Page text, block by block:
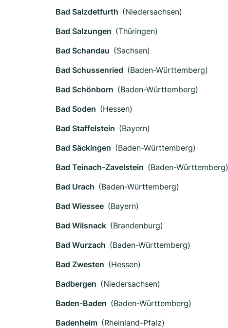
Bad Salzdetfurth (Niedersachsen)
Bad Salzungen (Thüringen)
Bad Schandau (Sachsen)
Bad Schussenried (Baden-Württemberg)
Bad Schönborn (Baden-Württemberg)
Bad Soden (Hessen)
Bad Staffelstein (Bayern)
Bad Säckingen (Baden-Württemberg)
Bad Teinach-Zavelstein (Baden-Württemberg)
Bad Urach (Baden-Württemberg)
Bad Wiessee (Bayern)
Bad Wilsnack (Brandenburg)
Bad Wurzach (Baden-Württemberg)
Bad Zwesten (Hessen)
Badbergen (Niedersachsen)
Baden-Baden (Baden-Württemberg)
Badenheim (Rheinland-Pfalz)